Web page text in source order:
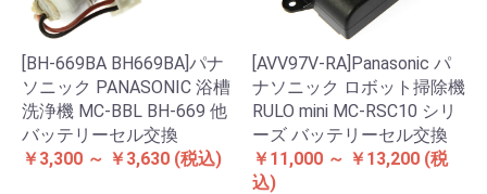
[BH-669BA BH669BA]パナ
ソニック PANASONIC 浴槽
洗浄機 MC-BBL BH-669 他
バッテリーセル交換
￥3,300 ～ ￥3,630 (税込)
[AVV97V-RA]Panasonic パ
ナソニック ロボット掃除機
RULO mini MC-RSC10 シリ
ーズ バッテリーセル交換
￥11,000 ～ ￥13,200 (税
込)